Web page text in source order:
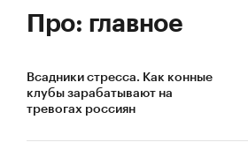
Про: главное
Всадники стресса. Как конные
клубы зарабатывают на
тревогах россиян